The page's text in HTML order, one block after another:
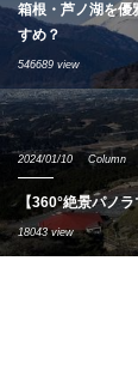
箱根・芦ノ湖を優
すめ？
546689 view
2024/01/10 Column
【360°絶景パノ
18043 view